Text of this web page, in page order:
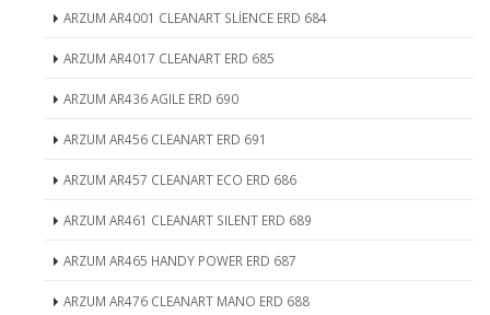
ARZUM AR4001 CLEANART SLİENCE ERD 684
ARZUM AR4017 CLEANART ERD 685
ARZUM AR436 AGILE ERD 690
ARZUM AR456 CLEANART ERD 691
ARZUM AR457 CLEANART ECO ERD 686
ARZUM AR461 CLEANART SILENT ERD 689
ARZUM AR465 HANDY POWER ERD 687
ARZUM AR476 CLEANART MANO ERD 688